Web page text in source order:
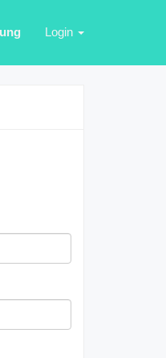
Login